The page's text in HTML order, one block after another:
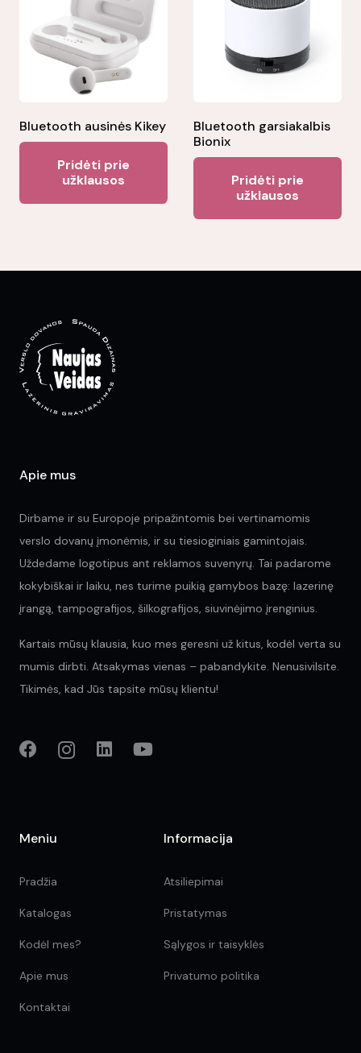
Bluetooth ausinės Kikey
Pridėti prie
užklausos
Bluetooth garsiakalbis
Bionix
Pridėti prie
užklausos
Apie mus
Dirbame ir su Europoje pripažintomis bei vertinamomis
verslo dovanų įmonėmis, ir su tiesioginiais gamintojais.
Uždedame logotipus ant reklamos suvenyrų. Tai padarome
kokybiškai ir laiku, nes turime puikią gamybos bazę: lazerinę
įrangą, tampografijos, šilkografijos, siuvinėjimo įrenginius.
Kartais mūsų klausia, kuo mes geresni už kitus, kodėl verta su
mumis dirbti. Atsakymas vienas – pabandykite. Nenusivilsite.
Tikimės, kad Jūs tapsite mūsų klientu!
Meniu
Pradžia
Katalogas
Kodėl mes?
Apie mus
Kontaktai
Informacija
Atsiliepimai
Pristatymas
Sąlygos ir taisyklės
Privatumo politika